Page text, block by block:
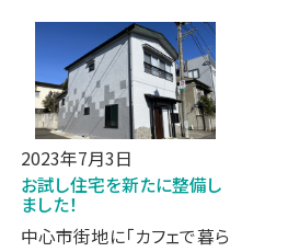
2023年7月3日
お試し住宅を新たに整備し
ました！
中心市街地に「カフェで暮ら